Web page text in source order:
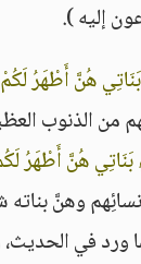
إليه ).
هُنَّ أَطْهَرُ
من الذنوب
بَنَاتِي هُنَّ أَطْهَرُ
وهنَّ بناته
ورد في